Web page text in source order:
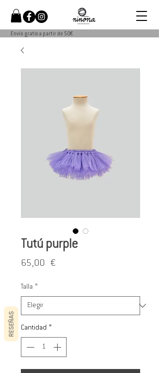
Envío gratis a partir de 50€
Tutú purple
65,00 €
Talla *
Cantidad *
RESEÑAS